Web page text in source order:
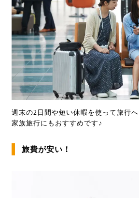
週末の2日間や短い休暇を使って旅行
家族旅行にもおすすめです♪
旅費が安い！